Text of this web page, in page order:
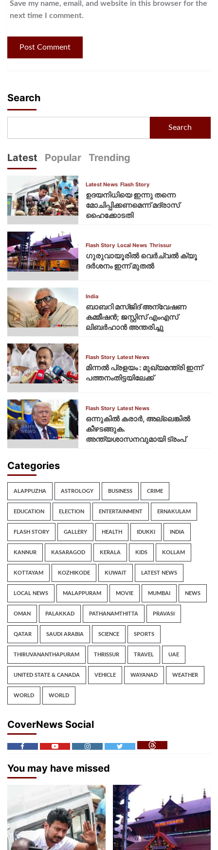
Save my name, email, and website in this browser for the
next time I comment.
Search
Search
Latest Popular Trending
Latest News Flash Story
ഉദയനിധിയെ ഇന്നു തന്നെ
മോചിപ്പിക്കണമെന്ന് മദ്രാസ്
ഹൈക്കോടതി
Flash Story Local News Thrissur
ഗുരുവായൂരില്‍ വെര്‍ച്വല്‍ ക്യൂ
ദര്‍ശനം ഇന്ന് മുതല്‍
India
ബാബറി മസ്ജിദ് അന്വേഷണ
കമ്മീഷന്‍; ജസ്റ്റിസ് എംഎസ്
ലിബര്‍ഹാന്‍ അന്തരിച്ചു
Flash Story Latest News
മിന്നല്‍ പ്രളയം : മുഖ്യമന്ത്രി ഇന്ന്
പത്തനംതിട്ടയിലേക്ക്
Flash Story Latest News
ഒന്നുകില്‍ കരാര്‍, അല്ലെങ്കില്‍
കീഴടങ്ങുക.
അന്ത്യശാസനവുമായി ട്രംപ്
Categories
ALAPPUZHA ASTROLOGY BUSINESS CRIME
EDUCATION ELECTION ENTERTAINMENT ERNAKULAM
FLASH STORY GALLERY HEALTH IDUKKI INDIA
KANNUR KASARAGOD KERALA KIDS KOLLAM
KOTTAYAM KOZHIKODE KUWAIT LATEST NEWS
LOCAL NEWS MALAPPURAM MOVIE MUMBAI NEWS
OMAN PALAKKAD PATHANAMTHITTA PRAVASI
QATAR SAUDI ARABIA SCIENCE SPORTS
THIRUVANANTHAPURAM THRISSUR TRAVEL UAE
UNITED STATE & CANADA VEHICLE WAYANAD WEATHER
WORLD WORLD
CoverNews Social
You may have missed